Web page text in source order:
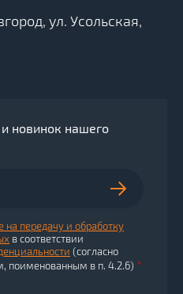
ул. Усольская,
новинок нашего
на передачу и обработку
в соответствии
(согласно
поименованным в п. 4.2.6) *